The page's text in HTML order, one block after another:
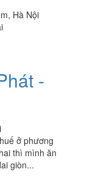
Hà Nội
-
ở phương
thì mình ăn
giòn...